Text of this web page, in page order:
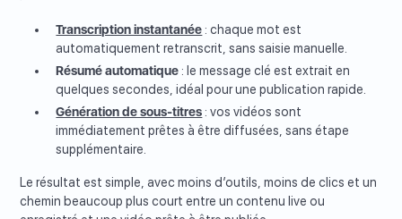
Transcription instantanée : chaque mot est
automatiquement retranscrit, sans saisie manuelle.
Résumé automatique : le message clé est extrait en
quelques secondes, idéal pour une publication rapide.
Génération de sous-titres : vos vidéos sont
immédiatement prêtes à être diffusées, sans étape
supplémentaire.
Le résultat est simple, avec moins d’outils, moins de clics et un
chemin beaucoup plus court entre un contenu live ou